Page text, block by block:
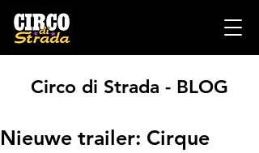
Circo di Strada - BLOG
Nieuwe trailer: Cirque